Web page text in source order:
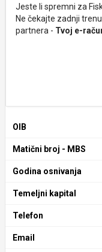
Jeste li spremni za
Ne čekajte zadnji
partnera - Tvoj e-
OIB
Matični broj - MBS
Godina osnivanja
Temeljni kapital
Telefon
Email